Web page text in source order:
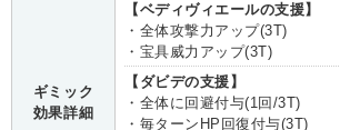
ギミック
効果詳細
【ベディヴィエールの支援】
・全体攻撃力アップ(3T)
・宝具威力アップ(3T)
【ダビデの支援】
・全体に回避付与(1回/3T)
・毎ターンHP回復付与(3T)